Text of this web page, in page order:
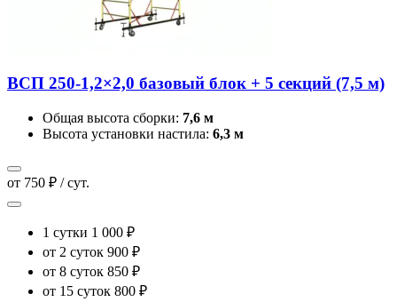
ВСП 250-1,2×2,0 базовый блок + 5 секций (7,5 м)
Общая высота сборки: 7,6 м
Высота установки настила: 6,3 м
от 750 ₽ / сут.
1 сутки 1 000 ₽
от 2 суток 900 ₽
от 8 суток 850 ₽
от 15 суток 800 ₽